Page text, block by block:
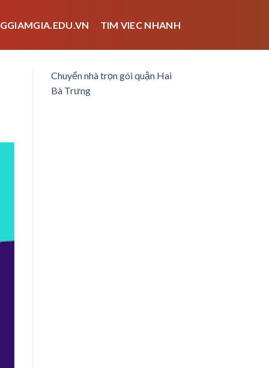
TIM VIEC NHANH
Chuyển nhà trọn gói quận Hai
Bà Trưng